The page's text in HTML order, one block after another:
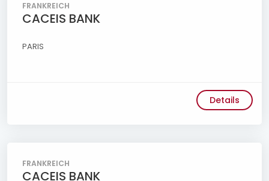
FRANKREICH
CACEIS BANK
PARIS
Details
FRANKREICH
CACEIS BANK